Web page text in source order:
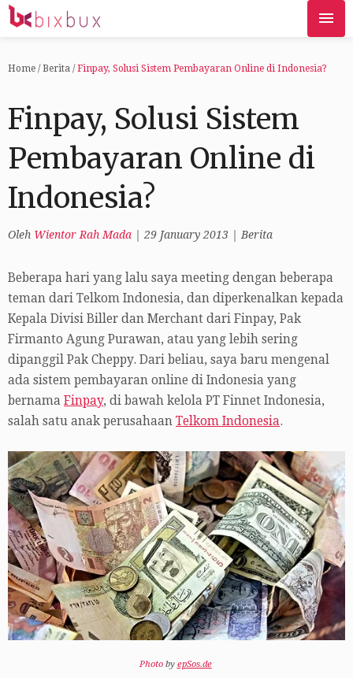
Home / Berita / Finpay, Solusi Sistem Pembayaran Online di Indonesia?
Finpay, Solusi Sistem
Pembayaran Online di
Indonesia?
Oleh Wientor Rah Mada 29 January 2013 Berita
Beberapa hari yang lalu saya meeting dengan beberapa
teman dari Telkom Indonesia, dan diperkenalkan kepada
Kepala Divisi Biller dan Merchant dari Finpay, Pak
Firmanto Agung Purawan, atau yang lebih sering
dipanggil Pak Cheppy. Dari beliau, saya baru mengenal
ada sistem pembayaran online di Indonesia yang
bernama Finpay, di bawah kelola PT Finnet Indonesia,
salah satu anak perusahaan Telkom Indonesia.
Photoby epSos.de